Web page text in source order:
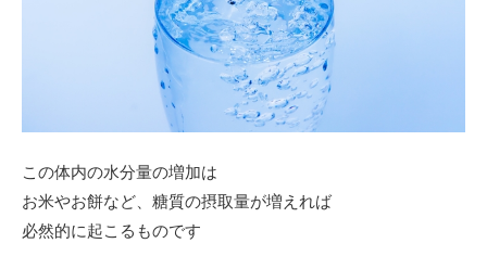
この体内の水分量の増加は
お米やお餅など、糖質の摂取量が増えれば
必然的に起こるものです